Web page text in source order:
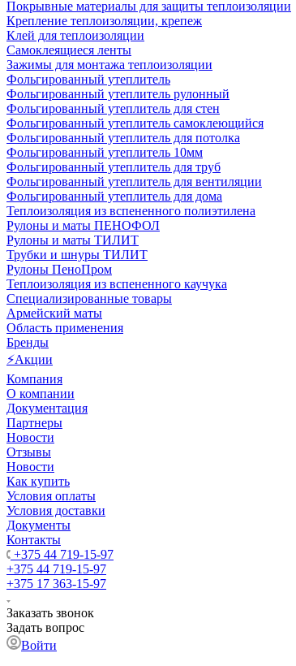
Покрывные материалы для защиты теплоизоляции
Крепление теплоизоляции, крепеж
Клей для теплоизоляции
Самоклеящиеся ленты
Зажимы для монтажа теплоизоляции
Фольгированный утеплитель
Фольгированный утеплитель рулонный
Фольгированный утеплитель для стен
Фольгированный утеплитель самоклеющийся
Фольгированный утеплитель для потолка
Фольгированный утеплитель 10мм
Фольгированный утеплитель для труб
Фольгированный утеплитель для вентиляции
Фольгированный утеплитель для дома
Теплоизоляция из вспененного полиэтилена
Рулоны и маты ПЕНОФОЛ
Рулоны и маты ТИЛИТ
Трубки и шнуры ТИЛИТ
Рулоны ПеноПром
Теплоизоляция из вспененного каучука
Специализированные товары
Армейский маты
Область применения
Бренды
⚡Акции
Компания
О компании
Документация
Партнеры
Новости
Отзывы
Новости
Как купить
Условия оплаты
Условия доставки
Документы
Контакты
+375 44 719-15-97
+375 44 719-15-97
+375 17 363-15-97
Заказать звонок
Задать вопрос
Войти